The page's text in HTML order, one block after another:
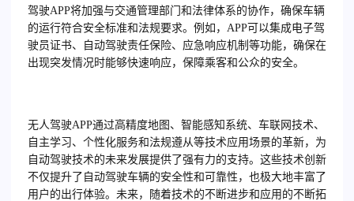
驾驶APP将加强与交通管理部门和法律体系的协作，确保车辆
的运行符合安全标准和法规要求。例如，APP可以集成电子驾
驶员证书、自动驾驶责任保险、应急响应机制等功能，确保在
出现突发情况时能够快速响应，保障乘客和公众的安全。
无人驾驶APP通过高精度地图、智能感知系统、车联网技术、
自主学习、个性化服务和法规遵从等技术应用场景的革新，为
自动驾驶技术的未来发展提供了强有力的支持。这些技术创新
不仅提升了自动驾驶车辆的安全性和可靠性，也极大地丰富了
用户的出行体验。未来，随着技术的不断进步和应用的不断拓